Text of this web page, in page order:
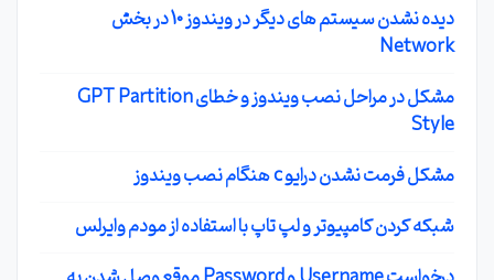
دیده نشدن سیستم های دیگر در ویندوز 10 در بخش
Network
مشکل در مراحل نصب ویندوز و خطای GPT Partition
Style
مشکل فرمت نشدن درایو c هنگام نصب ویندوز
شبکه کردن کامپیوتر و لپ تاپ با استفاده از مودم وایرلس